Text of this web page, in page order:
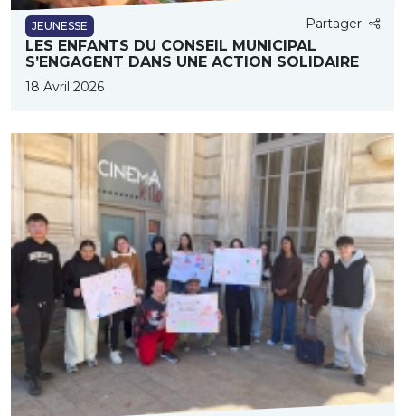
JEUNESSE Partager
LES ENFANTS DU CONSEIL MUNICIPAL
S’ENGAGENT DANS UNE ACTION SOLIDAIRE
18 Avril 2026